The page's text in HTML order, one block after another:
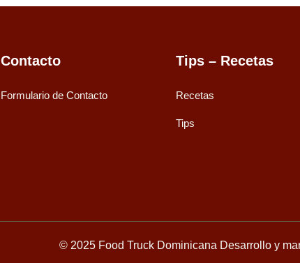
Contacto
Formulario de Contacto
Tips – Recetas
Recetas
Tips
© 2025 Food Truck Dominicana Desarrollo y